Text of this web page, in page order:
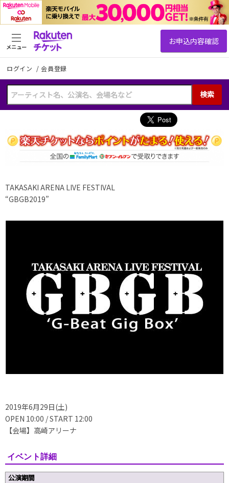
ログイン /会員登録
検索
メニュー
TAKASAKI ARENA LIVE FESTIVAL
“GBGB2019”
2019年6月29日(土)
OPEN 10:00 / START 12:00
【会場】高崎アリーナ
イベント詳細
公演期間